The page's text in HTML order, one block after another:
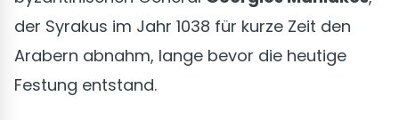
der Syrakus im Jahr 1038 für kurze Zeit den
Arabern abnahm, lange bevor die heutige
Festung entstand.